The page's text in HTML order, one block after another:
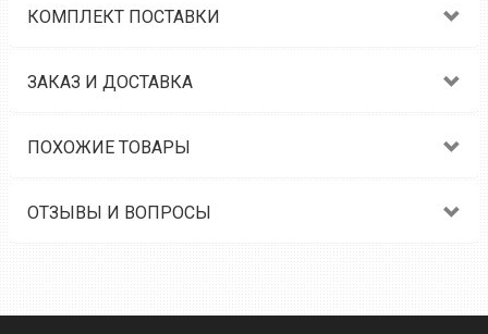
КОМПЛЕКТ ПОСТАВКИ
ЗАКАЗ И ДОСТАВКА
ПОХОЖИЕ ТОВАРЫ
ОТЗЫВЫ И ВОПРОСЫ